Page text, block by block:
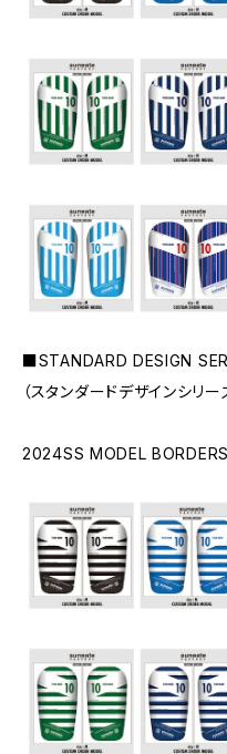
■STANDARD DESIGN
（スタンダードデザインシリー
2024SS MODEL BORDERS